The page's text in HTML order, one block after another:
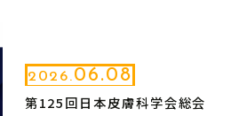
2026.06.08
第125回日本皮膚科学会総会